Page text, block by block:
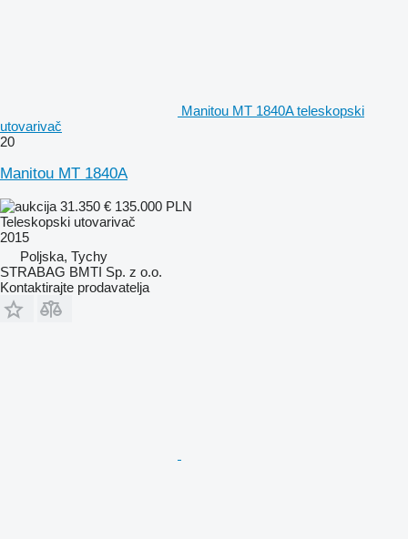
Manitou MT 1840A teleskopski
utovarivač
20
Manitou MT 1840A
31.350 € 135.000 PLN
Teleskopski utovarivač
2015
Poljska, Tychy
STRABAG BMTI Sp. z o.o.
Kontaktirajte prodavatelja